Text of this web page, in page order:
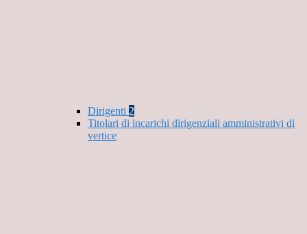
Dirigenti 2
Titolari di incarichi dirigenziali amministrativi di
vertice